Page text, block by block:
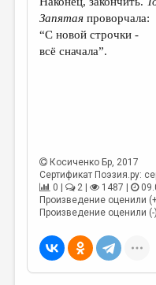
ТРЕДИАКОВСКИЙ
МЕДИА
Запятая проворчала:
“C новой строчки -
всё сначала”.
Косиченко Бр, 2017
Сертификат Поэзия.ру:
0 |
2 | 1487 |
Произведение оценили
Произведение оценили (-):